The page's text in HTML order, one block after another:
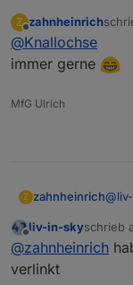
Z
Offline
zahnheinrich
@Knallochse
immer gerne
MfG Ulrich
Z zahnheinrich@
Ja
Das
Offline
liv-in-skyschrieb
zuletzt
@zahnheinrich
verlinkt